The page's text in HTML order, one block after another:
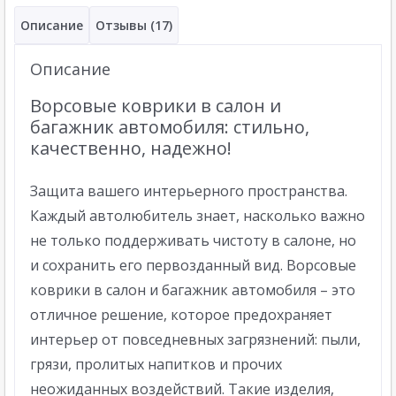
Описание Отзывы (17)
Описание
Ворсовые коврики в салон и
багажник автомобиля: стильно,
качественно, надежно!
Защита вашего интерьерного пространства.
Каждый автолюбитель знает, насколько важно
не только поддерживать чистоту в салоне, но
и сохранить его первозданный вид. Ворсовые
коврики в салон и багажник автомобиля – это
отличное решение, которое предохраняет
интерьер от повседневных загрязнений: пыли,
грязи, пролитых напитков и прочих
неожиданных воздействий. Такие изделия,